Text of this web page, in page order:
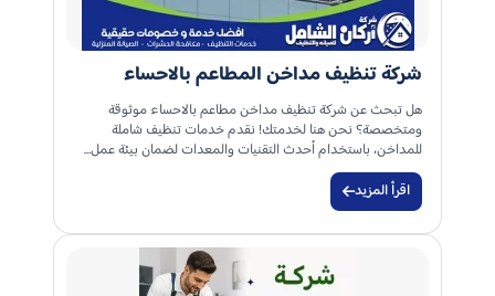
شركة تنظيف مداخن المطاعم بالاحساء
هل تبحث عن شركة تنظيف مداخن مطاعم بالاحساء موثوقة
ومتخصصة؟ نحن هنا لخدمتك! نقدم خدمات تنظيف شاملة
للمداخن، باستخدام أحدث التقنيات والمعدات لضمان بيئة عمل…
اقرأ المزيد